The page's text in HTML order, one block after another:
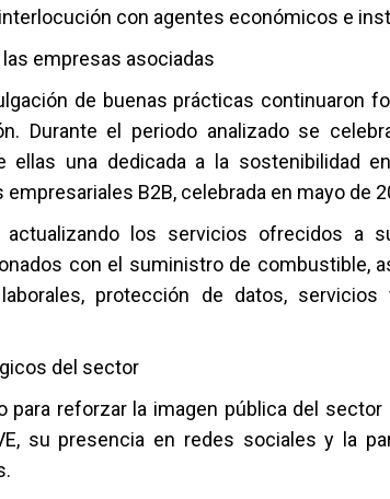
con agentes económicos e
empresas asociadas
de buenas prácticas continuaron
Durante el periodo analizado se
ellas una dedicada a la sostenibilidad
B2B, celebrada en mayo de
actualizando los servicios ofrecidos a
con el suministro de combustible,
protección de datos, servicios
del sector
para reforzar la imagen pública del sector
su presencia en redes sociales y la